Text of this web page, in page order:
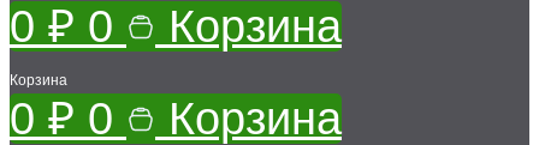
0 ₽ 0 Корзина
Корзина
0 ₽ 0 Корзина